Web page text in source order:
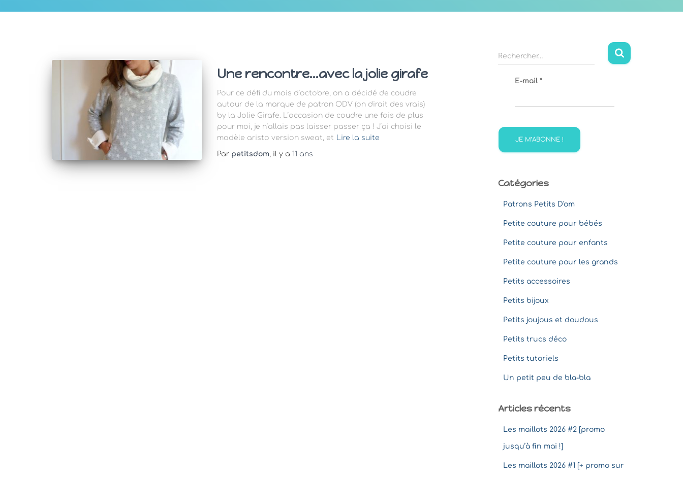
Une rencontre…avec la jolie girafe
Pour ce défi du mois d’octobre, on a décidé de coudre
autour de la marque de patron ODV (on dirait des vrais)
by la Jolie Girafe. L’occasion de coudre une fois de plus
pour moi, je n’allais pas laisser passer ça ! J’ai choisi le
modèle aristo version sweat, et Lire la suite
Par petitsdom, il y a 11 ans
R
e
h
r
Rechercher…
E-mail *
Catégories
Patrons Petits D'om
Petite couture pour bébés
Petite couture pour enfants
Petite couture pour les grands
Petits accessoires
Petits bijoux
Petits joujous et doudous
Petits trucs déco
Petits tutoriels
Un petit peu de bla-bla
Articles récents
Les maillots 2026 #2 [promo
jusqu’à fin mai !]
Les maillots 2026 #1 [+ promo sur